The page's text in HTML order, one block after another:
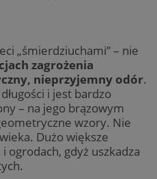
„śmierdziuchami” – nie
zagrożenia
nieprzyjemny odór.
i jest bardzo
– na jego brązowym
wzory. Nie
Dużo większe
ogrodach, gdyż uszkadza